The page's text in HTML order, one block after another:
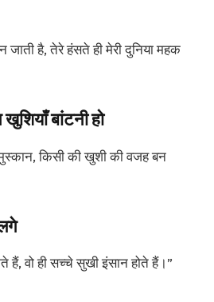
जाती है, तेरे हंसते ही मेरी दुनिया महक
बांटनी हो
मुस्कान, किसी की खुशी की वजह बन
हैं, वो ही सच्चे सुखी इंसान होते हैं।”